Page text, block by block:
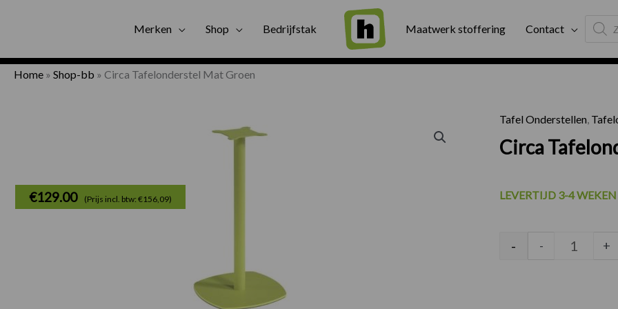
Merken Shop Bedrijfstak Maatwerk stoffering Contact
search
Gratis bezorging Binnen twee werkdagen geleverd
Home » Shop-bb » Circa Tafelonderstel Mat Groen
Tafel Onderstellen,
Circa
€129.00 (Prijs incl. btw: €156,09) LEVERTIJD 3-4 WEKEN
Circa
- - +